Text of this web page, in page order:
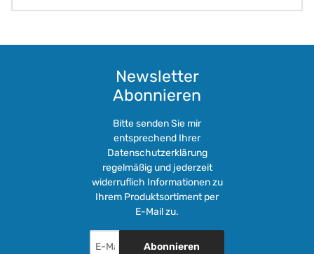
Newsletter
Abonnieren
Bitte senden Sie mir
entsprechend Ihrer
Datenschutzerklärung
regelmäßig und jederzeit
widerruflich Informationen zu
Ihrem Produktsortiment per
E-Mail zu.
Abonnieren